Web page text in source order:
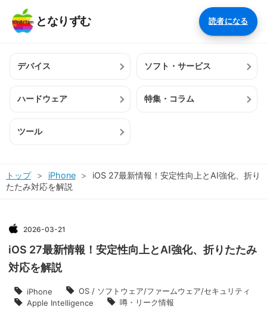
となりずむ 読者になる
デバイス ソフト・サービス
ハードウェア 特集・コラム
ツール
トップ > iPhone >
iOS 27最新情報！安定性向上とAI強化、折り
たたみ対応を解説
2026-03-21
iOS 27最新情報！安定性向上とAI強化、折りたたみ
対応を解説
iPhone
OS / ソフトウェア/ファームウェア/セキュリティ
Apple Intelligence
噂・リーク情報